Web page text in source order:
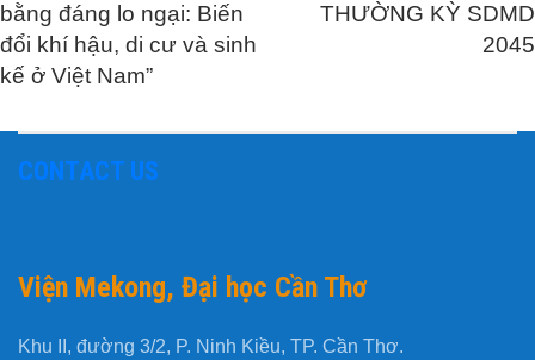
bằng đáng lo ngại: Biến
đổi khí hậu, di cư và sinh
kế ở Việt Nam”
THƯỜNG KỲ SDMD
2045
CONTACT US
Viện Mekong, Đại học Cần Thơ
Khu II, đường 3/2, P. Ninh Kiều, TP. Cần Thơ.